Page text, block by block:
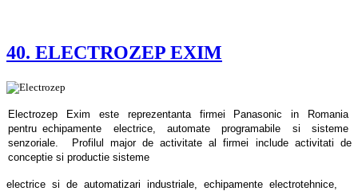
40. ELECTROZEP EXIM
Electrozep Exim este reprezentanta firmei Panasonic in Romania
pentru echipamente electrice, automate programabile si sisteme
senzoriale. Profilul major de activitate al firmei include activitati de
conceptie si productie sisteme
electrice si de automatizari industriale, echipamente electrotehnice,